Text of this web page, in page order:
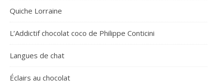
Quiche Lorraine
L’Addictif chocolat coco de Philippe Conticini
Langues de chat
Éclairs au chocolat